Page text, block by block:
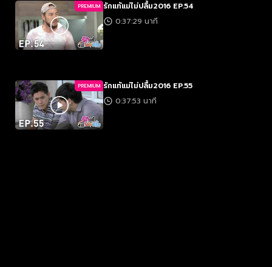
PREMIUM รักแท้แม่ไม่ปลื้ม2016 EP.54
0:37:29 นาที
PREMIUM รักแท้แม่ไม่ปลื้ม2016 EP.55
0:37:53 นาที